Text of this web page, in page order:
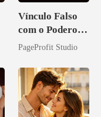
Vínculo Falso
com o Poderoso
Inimigo do Meu
PageProfit Studio